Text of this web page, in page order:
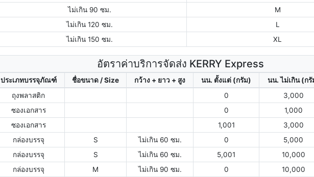
ไม่เกิน 90 ซม.
M
ไม่เกิน 120 ซม.
L
ไม่เกิน 150 ซม.
XL
อัตราค่าบริการจัดส่ง KERRY Express
ประเภทบรรจุภัณฑ์ ชื่อขนาด / Size กว้าง + ยาว + สูง นน. ตั้งแต่ (กรัม) นน. ไม่เกิน (กรั
ถุงพลาสติก
0 3,000
ซองเอกสาร
0 1,000
ซองเอกสาร
1,001 3,000
กล่องบรรจุ
S ไม่เกิน 60 ซม. 0 5,000
กล่องบรรจุ
S ไม่เกิน 60 ซม. 5,001 10,000
กล่องบรรจุ
M ไม่เกิน 90 ซม. 0 10,000